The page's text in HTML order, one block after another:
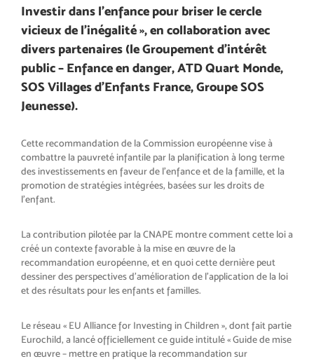
Investir dans l’enfance pour briser le cercle
vicieux de l’inégalité », en collaboration avec
divers partenaires (le Groupement d’intérêt
public – Enfance en danger, ATD Quart Monde,
SOS Villages d’Enfants France, Groupe SOS
Jeunesse).
Cette recommandation de la Commission européenne vise à
combattre la pauvreté infantile par la planification à long terme
des investissements en faveur de l’enfance et de la famille, et la
promotion de stratégies intégrées, basées sur les droits de
l’enfant.
La contribution pilotée par la CNAPE montre comment cette loi a
créé un contexte favorable à la mise en œuvre de la
recommandation européenne, et en quoi cette dernière peut
dessiner des perspectives d’amélioration de l’application de la loi
et des résultats pour les enfants et familles.
Le réseau « EU Alliance for Investing in Children », dont fait partie
Eurochild, a lancé officiellement ce guide intitulé « Guide de mise
en œuvre – mettre en pratique la recommandation sur